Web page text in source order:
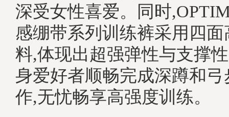
深受女性喜爱。同时
感绷带系列训练裤采用四
料,体现出超强弹性与支撑
身爱好者顺畅完成深蹲和
作,无忧畅享高强度训练。